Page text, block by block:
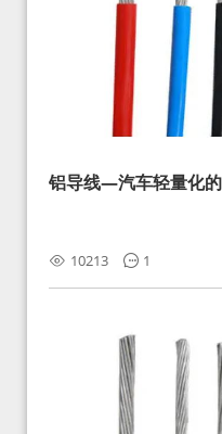
铝导线—汽车轻量化
10213 1